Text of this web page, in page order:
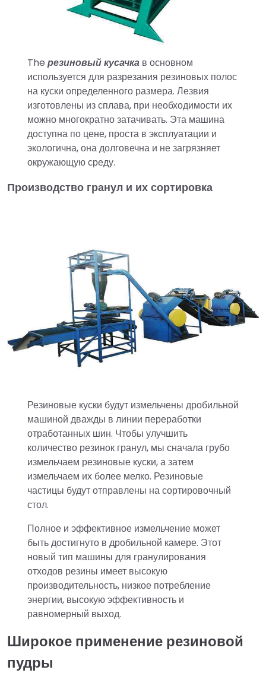
The резиновый кусачка в основном
используется для разрезания резиновых полос
на куски определенного размера. Лезвия
изготовлены из сплава, при необходимости их
можно многократно затачивать. Эта машина
доступна по цене, проста в эксплуатации и
экологична, она долговечна и не загрязняет
окружающую среду.
Производство гранул и их сортировка
Резиновые куски будут измельчены дробильной
машиной дважды в линии переработки
отработанных шин. Чтобы улучшить
количество резинок гранул, мы сначала грубо
измельчаем резиновые куски, а затем
измельчаем их более мелко. Резиновые
частицы будут отправлены на сортировочный
стол.
Полное и эффективное измельчение может
быть достигнуто в дробильной камере. Этот
новый тип машины для гранулирования
отходов резины имеет высокую
производительность, низкое потребление
энергии, высокую эффективность и
равномерный выход.
Широкое применение резиновой
пудры